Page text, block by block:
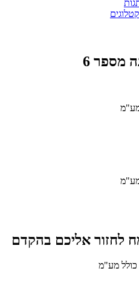
מספר 6
לחזור אליכם בהקדם